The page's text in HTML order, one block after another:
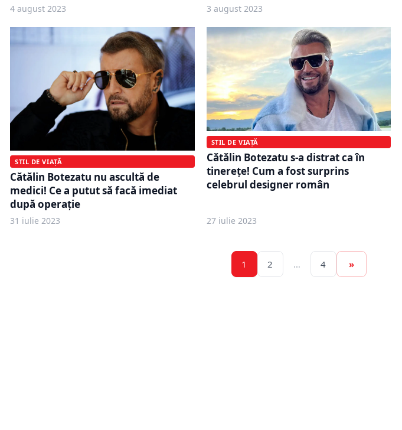
4 august 2023 3 august 2023
STIL DE VIAȚĂ
Cătălin Botezatu nu ascultă de
medici! Ce a putut să facă imediat
după operaţie
31 iulie 2023
STIL DE VIAȚĂ
Cătălin Botezatu s-a distrat ca în
tinereţe! Cum a fost surprins
celebrul designer român
27 iulie 2023
1 2 … 4 »